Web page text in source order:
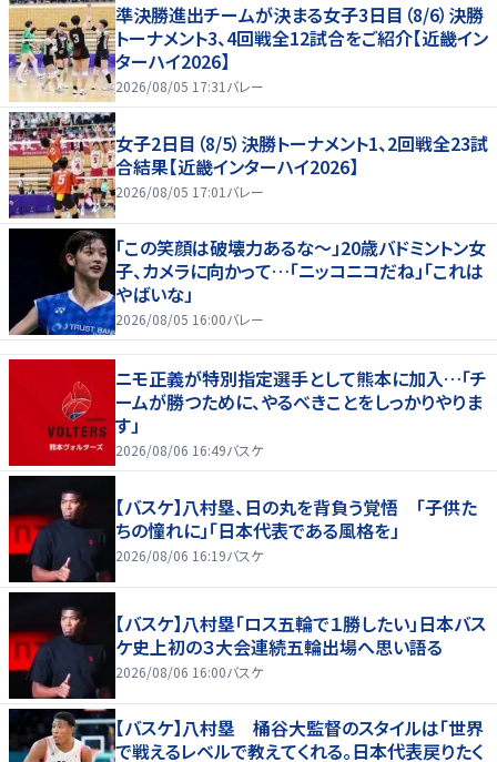
準決勝進出チームが決まる女子3日目（8/6）決勝
トーナメント3、4回戦全12試合をご紹介【近畿イン
ターハイ2026】
2026/08/05 17:31 バレー
女子2日目（8/5）決勝トーナメント1、2回戦全23試
合結果【近畿インターハイ2026】
2026/08/05 17:01 バレー
「この笑顔は破壊力あるな〜」20歳バドミントン女
子、カメラに向かって…「ニッコニコだね」「これは
やばいな」
2026/08/05 16:00バレー
ニモ正義が特別指定選手として熊本に加入…「チ
ームが勝つために、やるべきことをしっかりやりま
す」
2026/08/06 16:49バスケ
【バスケ】八村塁、日の丸を背負う覚悟 「子供た
ちの憧れに」「日本代表である風格を」
2026/08/06 16:19バスケ
【バスケ】八村塁「ロス五輪で１勝したい」日本バス
ケ史上初の３大会連続五輪出場へ思い語る
2026/08/06 16:00バスケ
【バスケ】八村塁 桶谷大監督のスタイルは「世界
で戦えるレベルで教えてくれる。日本代表戻りたく